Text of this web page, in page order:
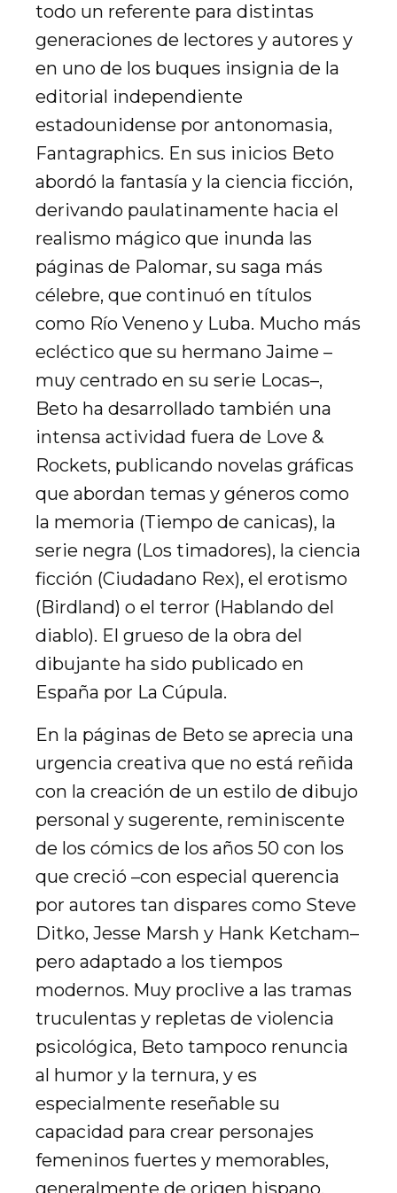
todo un referente para distintas
generaciones de lectores y autores y
en uno de los buques insignia de la
editorial independiente
estadounidense por antonomasia,
Fantagraphics. En sus inicios Beto
abordó la fantasía y la ciencia ficción,
derivando paulatinamente hacia el
realismo mágico que inunda las
páginas de Palomar, su saga más
célebre, que continuó en títulos
como Río Veneno y Luba. Mucho más
ecléctico que su hermano Jaime –
muy centrado en su serie Locas–,
Beto ha desarrollado también una
intensa actividad fuera de Love &
Rockets, publicando novelas gráficas
que abordan temas y géneros como
la memoria (Tiempo de canicas), la
serie negra (Los timadores), la ciencia
ficción (Ciudadano Rex), el erotismo
(Birdland) o el terror (Hablando del
diablo). El grueso de la obra del
dibujante ha sido publicado en
España por La Cúpula.
En la páginas de Beto se aprecia una
urgencia creativa que no está reñida
con la creación de un estilo de dibujo
personal y sugerente, reminiscente
de los cómics de los años 50 con los
que creció –con especial querencia
por autores tan dispares como Steve
Ditko, Jesse Marsh y Hank Ketcham–
pero adaptado a los tiempos
modernos. Muy proclive a las tramas
truculentas y repletas de violencia
psicológica, Beto tampoco renuncia
al humor y la ternura, y es
especialmente reseñable su
capacidad para crear personajes
femeninos fuertes y memorables,
generalmente de origen hispano,